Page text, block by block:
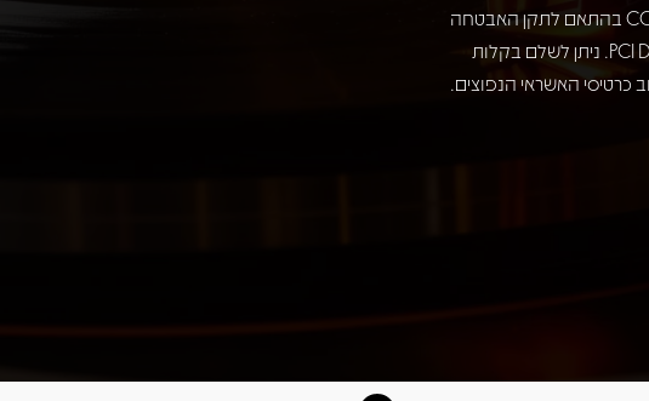
חברת COMAX בהתאם לתקן האבטחה
המחמיר PCI DSS. ניתן לשלם בקלות
כרטיסי האשראי הנפוצים.